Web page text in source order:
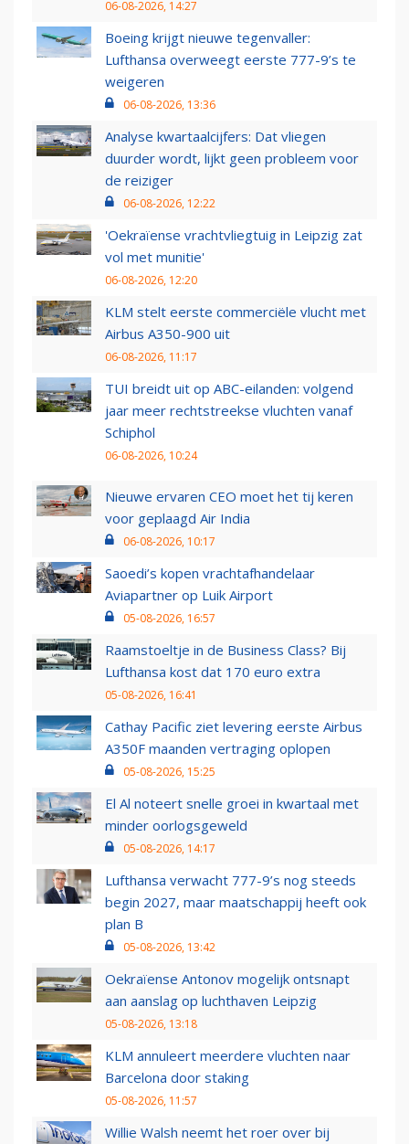
06-08-2026, 14:27
Boeing krijgt nieuwe tegenvaller:
Lufthansa overweegt eerste 777-9’s te
weigeren
06-08-2026, 13:36
Analyse kwartaalcijfers: Dat vliegen
duurder wordt, lijkt geen probleem voor
de reiziger
06-08-2026, 12:22
'Oekraïense vrachtvliegtuig in Leipzig zat
vol met munitie'
06-08-2026, 12:20
KLM stelt eerste commerciële vlucht met
Airbus A350-900 uit
06-08-2026, 11:17
TUI breidt uit op ABC-eilanden: volgend
jaar meer rechtstreekse vluchten vanaf
Schiphol
06-08-2026, 10:24
Nieuwe ervaren CEO moet het tij keren
voor geplaagd Air India
06-08-2026, 10:17
Saoedi’s kopen vrachtafhandelaar
Aviapartner op Luik Airport
05-08-2026, 16:57
Raamstoeltje in de Business Class? Bij
Lufthansa kost dat 170 euro extra
05-08-2026, 16:41
Cathay Pacific ziet levering eerste Airbus
A350F maanden vertraging oplopen
05-08-2026, 15:25
El Al noteert snelle groei in kwartaal met
minder oorlogsgeweld
05-08-2026, 14:17
Lufthansa verwacht 777-9’s nog steeds
begin 2027, maar maatschappij heeft ook
plan B
05-08-2026, 13:42
Oekraïense Antonov mogelijk ontsnapt
aan aanslag op luchthaven Leipzig
05-08-2026, 13:18
KLM annuleert meerdere vluchten naar
Barcelona door staking
05-08-2026, 11:57
Willie Walsh neemt het roer over bij